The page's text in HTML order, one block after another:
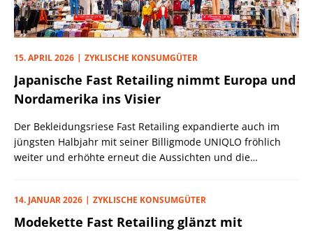
15. APRIL 2026 ZYKLISCHE KONSUMGÜTER
Japanische Fast Retailing nimmt Europa und
Nordamerika ins Visier
Der Bekleidungsriese Fast Retailing expandierte auch im
jüngsten Halbjahr mit seiner Billigmode UNIQLO fröhlich
weiter und erhöhte erneut die Aussichten und die
14. JANUAR 2026 ZYKLISCHE KONSUMGÜTER
Modekette Fast Retailing glänzt mit